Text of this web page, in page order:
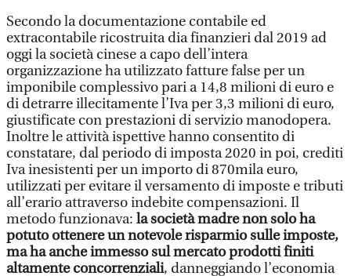
Secondo la documentazione contabile ed
extracontabile ricostruita dia finanzieri dal 2019 ad
oggi la società cinese a capo dell’intera
organizzazione ha utilizzato fatture false per un
imponibile complessivo pari a 14,8 milioni di euro e
di detrarre illecitamente l’Iva per 3,3 milioni di euro,
giustificate con prestazioni di servizio manodopera.
Inoltre le attività ispettive hanno consentito di
constatare, dal periodo di imposta 2020 in poi, crediti
Iva inesistenti per un importo di 870mila euro,
utilizzati per evitare il versamento di imposte e tributi
all’erario attraverso indebite compensazioni. Il
metodo funzionava: la società madre non solo ha
potuto ottenere un notevole risparmio sulle imposte,
ma ha anche immesso sul mercato prodotti finiti
altamente concorrenziali, danneggiando l’economia